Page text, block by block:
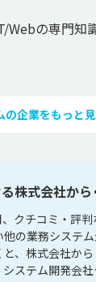
の専門
の企業をもっと
株式会社か
クチコミ・評
の業務システ
、株式会社か
ステム開発会